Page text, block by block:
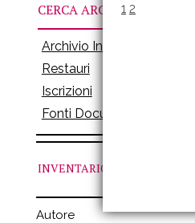
CERCA ARCHIVI
Archivio Inventari
Restauri
Iscrizioni
Fonti Documenti
INVENTARIO
Autore
1 2